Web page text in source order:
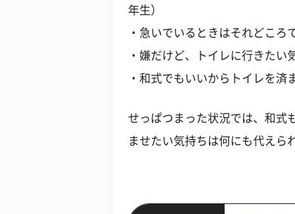
年生）
・急いでいるときはそれどころ
・嫌だけど、トイレに行きたい
・和式でもいいからトイレを済
せっぱつまった状況では、和式
ませたい気持ちは何にも代えら